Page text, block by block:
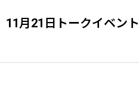
11月21日トークイベント